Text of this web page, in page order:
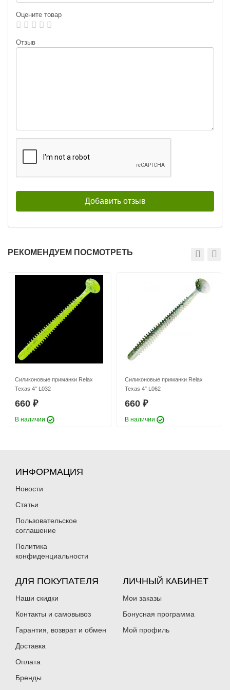
Оцените товар
Отзыв
РЕКОМЕНДУЕМ ПОСМОТРЕТЬ
Силиконовые приманки Relax
Texas 4″ L032
660 ₽
В наличии
Силиконовые приманки Relax
Texas 4″ L062
660 ₽
В наличии
ИНФОРМАЦИЯ
Новости
Статьи
Пользовательское
соглашение
Политика
конфиденциальности
ДЛЯ ПОКУПАТЕЛЯ
Наши скидки
Контакты и самовывоз
Гарантия, возврат и обмен
Доставка
Оплата
Бренды
ЛИЧНЫЙ КАБИНЕТ
Мои заказы
Бонусная программа
Мой профиль